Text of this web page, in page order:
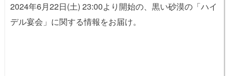
2024年6月22日(土) 23:00より開始の、黒い砂漠の「ハイ
デル宴会」に関する情報をお届け。